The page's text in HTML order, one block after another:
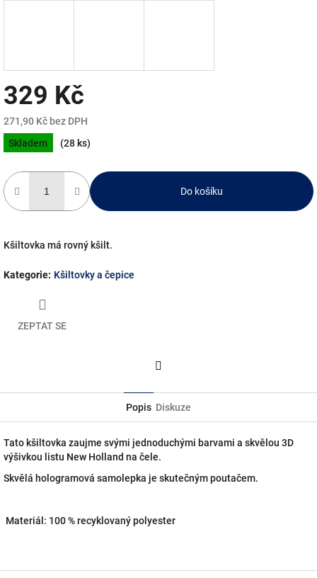
329 Kč
271,90 Kč bez DPH
Měrná
cena:
Skladem (28 ks)
Do košíku
Kšiltovka má rovný kšilt.
Kategorie: Kšiltovky a čepice
ZEPTAT SE
Popis Diskuze
Tato kšiltovka zaujme svými jednoduchými barvami a skvělou 3D
výšivkou listu New Holland na čele.
Skvělá hologramová samolepka je skutečným poutačem.
Materiál: 100 % recyklovaný polyester